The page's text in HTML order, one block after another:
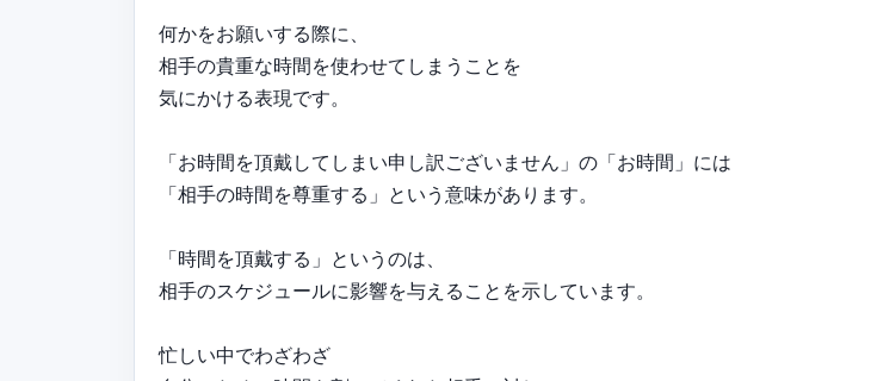
何かをお願いする際に、
相手の貴重な時間を使わせてしまうことを
気にかける表現です。
「お時間を頂戴してしまい申し訳ございません」の「お時間」には
「相手の時間を尊重する」という意味があります。
「時間を頂戴する」というのは、
相手のスケジュールに影響を与えることを示しています。
忙しい中でわざわざ